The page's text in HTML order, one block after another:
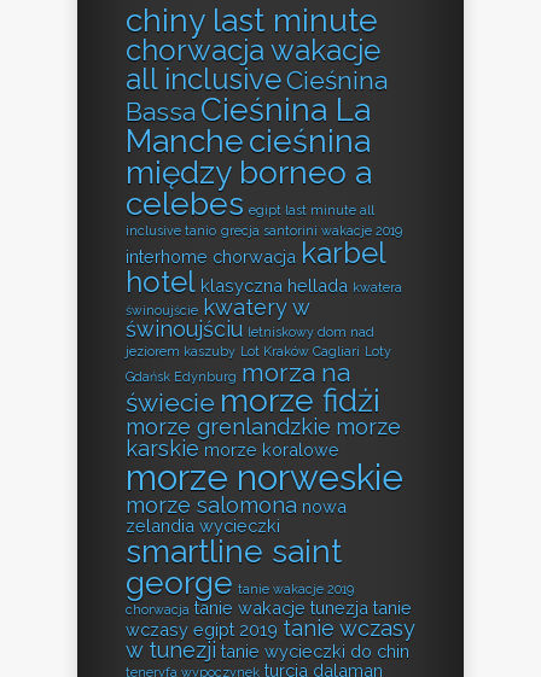
chiny last minute
chorwacja wakacje
all inclusiveCieśnina
Bassa Cieśnina La
Manchecieśnina
między borneo a
celebes egipt last minute all
inclusive tanio grecja santorini wakacje 2019
interhome chorwacja karbel
hotel klasyczna hellada kwatera
świnoujście kwatery w
świnoujściu letniskowy dom nad
jeziorem kaszuby
Lot Kraków Cagliari
Loty
Gdańsk Edynburg morza na
świecie morze fidżi
morze grenlandzkie morze
karskie morze koralowe
morze norweskie
morze salomona nowa
zelandia wycieczki
smartline saint
george tanie wakacje 2019
chorwacja tanie wakacje tunezja tanie
wczasy egipt 2019 tanie wczasy
w tunezji tanie wycieczki do chin
teneryfa wypoczynek turcja dalaman